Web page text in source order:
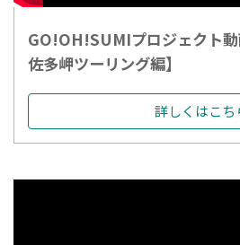
GO!OH!SUMIプロジェクト動
佐多岬ツーリング編】
詳しくはこち